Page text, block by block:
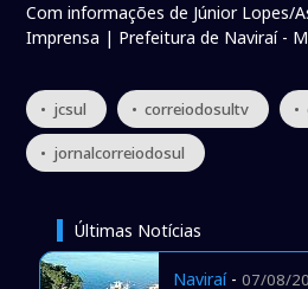
Com informações de Júnior Lopes/
Imprensa | Prefeitura de Naviraí -
• jcsul • correiodosultv •
• jornalcorreiodosul
Últimas Notícias
Naviraí- 07/08/